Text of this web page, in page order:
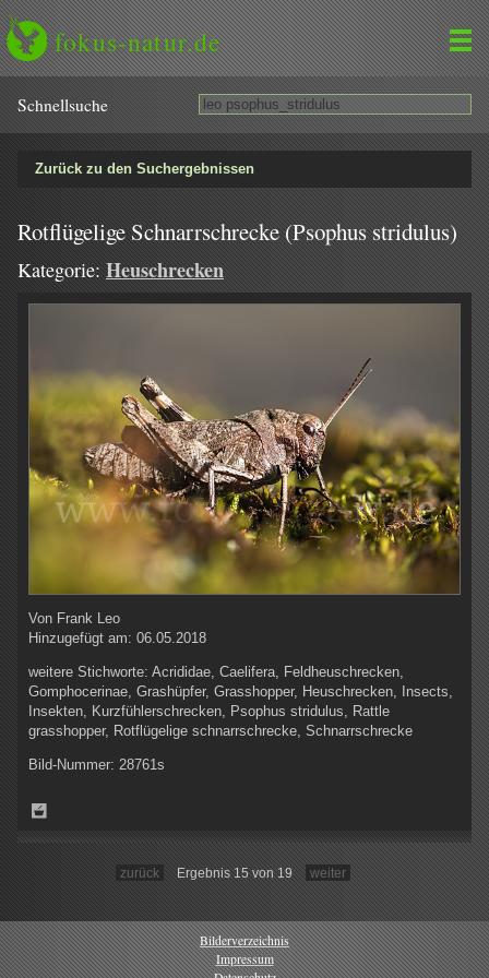
fokus-natur.de
Schnell­suche
Zurück zu den Suchergebnissen
Rotflügelige Schnarrschrecke (Psophus stridulus)
Kategorie: Heuschrecken
Von Frank Leo
Hinzugefügt am: 06.05.2018
weitere Stichworte: Acrididae, Caelifera, Feldheuschrecken,
Gomphocerinae, Grashüpfer, Grasshopper, Heuschrecken, Insects,
Insekten, Kurzfühlerschrecken, Psophus stridulus, Rattle
grasshopper, Rotflügelige schnarrschrecke, Schnarrschrecke
Bild-Nummer: 28761s
zurück Ergebnis 15 von 19 weiter
Bilderverzeichnis
Impressum